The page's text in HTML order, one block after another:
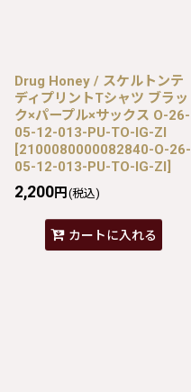
Drug Honey / スケルトンテ
ディプリントTシャツ ブラッ
ク×パープル×サックス O-26-
05-12-013-PU-TO-IG-ZI
[2100080000082840-O-26-
05-12-013-PU-TO-IG-ZI]
2,200円 (税込)
カートに入れる